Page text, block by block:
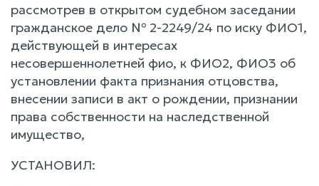
рассмотрев в открытом судебном заседании
гражданское дело № 2-2249/24 по иску ФИО1,
действующей в интересах
несовершеннолетней фио, к ФИО2, ФИО3 об
установлении факта признания отцовства,
внесении записи в акт о рождении, признании
права собственности на наследственной
имущество,
УСТАНОВИЛ: